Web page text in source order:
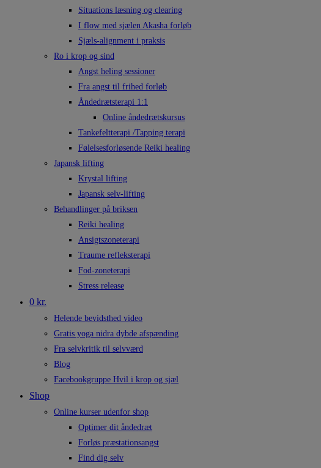
Situations læsning og clearing
I flow med sjælen Akasha forløb
Sjæls-alignment i praksis
Ro i krop og sind
Angst heling sessioner
Fra angst til frihed forløb
Åndedrætsterapi 1:1
Online åndedrætskursus
Tankefeltterapi /Tapping terapi
Følelsesforløsende Reiki healing
Japansk lifting
Krystal lifting
Japansk selv-lifting
Behandlinger på briksen
Reiki healing
Ansigtszoneterapi
Traume refleksterapi
Fod-zoneterapi
Stress release
0 kr.
Helende bevidsthed video
Gratis yoga nidra dybde afspænding
Fra selvkritik til selvværd
Blog
Facebookgruppe Hvil i krop og sjæl
Shop
Online kurser udenfor shop
Optimer dit åndedræt
Forløs præstationsangst
Find dig selv